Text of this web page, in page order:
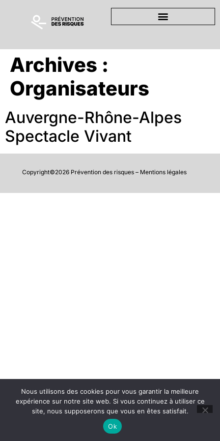
Archives :
Organisateurs
Auvergne-Rhône-Alpes
Spectacle Vivant
Copyright©2026 Prévention des risques – Mentions légales
Nous utilisons des cookies pour vous garantir la meilleure
expérience sur notre site web. Si vous continuez à utiliser ce
site, nous supposerons que vous en êtes satisfait.
Ok